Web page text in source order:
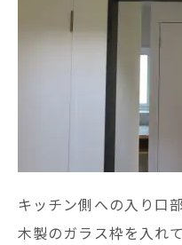
キッチン側への入り口
木製のガラス枠を入れ